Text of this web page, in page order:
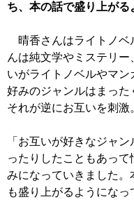
ち、本の話で盛り上がる
晴香さんはライトノベ
んは純文学やミステリ
いがライトノベルやマン
好みのジャンルはまった
それが逆にお互いを刺激
「お互いが好きなジャ
ったりしたこともあっ
みになっていきました
も盛り上がるようになっ